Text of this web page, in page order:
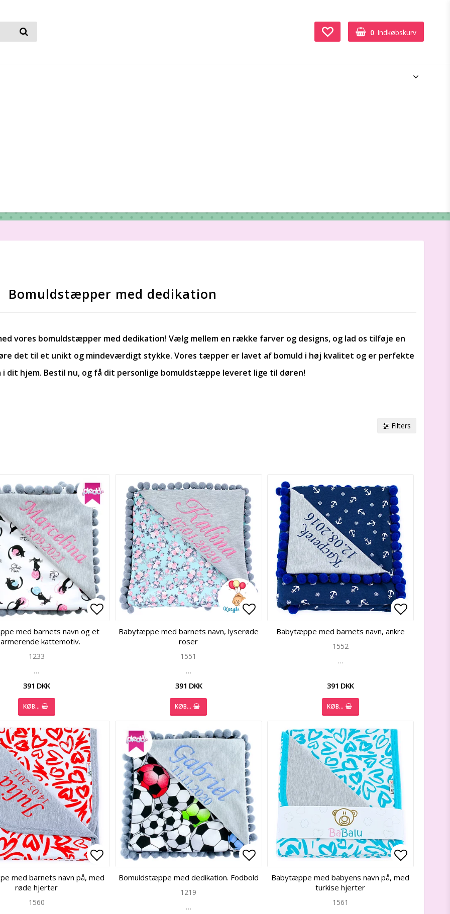
0 Indkøbskurv
Bomuldstæpper med dedikation
vores bomuldstæpper med dedikation! Vælg mellem en række farver og designs, og lad os tilføje en
det til et unikt og mindeværdigt stykke. Vores tæpper er lavet af bomuld i høj kvalitet og er perfekte
hjem. Bestil nu, og få dit personlige bomuldstæppe leveret lige til døren!
Filters
favorites
favorites Add to list of favorites
Add to list of favorites
med barnets navn og et
kattemotiv.
1233
…
391 DKK
KØB…
Add to list of favorites
Add to list of favorites
Babytæppe med barnets navn, lyserøde
roser
1551
…
391 DKK
KØB…
Add to
Add to
Babytæppe med barnets navn, ankre
1552
…
391 DKK
KØB…
favorites
favorites Add to list of favorites
Add to list of favorites
med barnets navn på, med
røde hjerter
1560
Add to list of favorites
Add to list of favorites
Bomuldstæppe med dedikation. Fodbold
1219
…
Add to
Add to
Babytæppe med babyens navn på, med
turkise hjerter
1561